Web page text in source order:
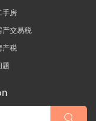
手房
产交易税
产税
题